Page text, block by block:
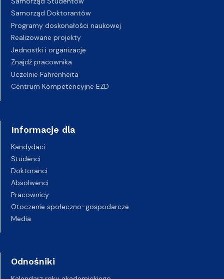
Samorząd Doktorantów
Programy doskonałości naukowej
Realizowane projekty
Jednostki i organizacje
Znajdź pracownika
Uczelnie Fahrenheita
Centrum Kompetencyjne EZD
Informacje dla
Kandydaci
Studenci
Doktoranci
Absolwenci
Pracownicy
Otoczenie społeczno-gospodarcze
Media
Odnośniki